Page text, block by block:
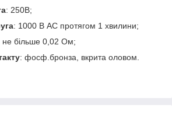
: 250В;
: 1000 В АС протягом 1 хвилини;
не більше 0,02 Ом;
: фосф.бронза, вкрита оловом.